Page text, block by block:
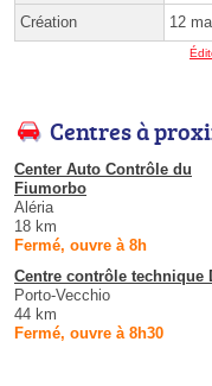
Création 12
Centres à
Center Auto Contrôle du
Fiumorbo
Aléria
18 km
Fermé, ouvre à 8h
Centre contrôle technique
Porto-Vecchio
44 km
Fermé, ouvre à 8h30